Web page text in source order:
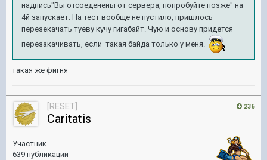
надпись"Вы отсоеденены от сервера, попробуйте позже" на
4й запускает. На тест вообще не пустило, пришлось
перезекачать туеву кучу гигабайт. Чую и основу придется
перезакачивать, если такая байда только у меня.
такая же фигня
236
[RESET]
Caritatis
Участник
639 публикаций